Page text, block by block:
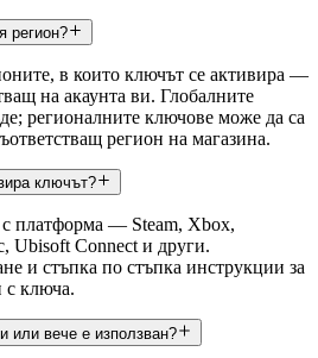
регион?
в които ключът се активира —
на акаунта ви. Глобалните
регионалните ключове може да са
регион на магазина.
ключът?
с платформа — Steam, Xbox,
Ubisoft Connect и други.
и стъпка по стъпка инструкции за
с ключа.
или вече е използван?